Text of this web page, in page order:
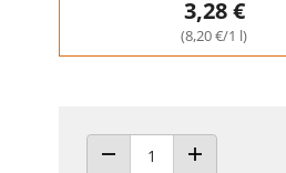
3,28 €
(8,20 €/1 l)